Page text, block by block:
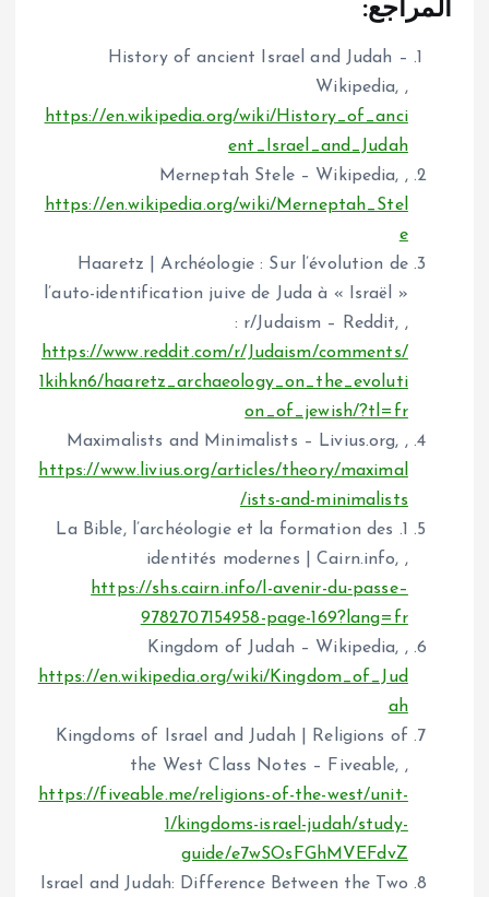
المراجع:
History of ancient Israel and Judah –
Wikipedia, ,
https://en.wikipedia.org/wiki/History_of_anci
ent_Israel_and_Judah
Merneptah Stele – Wikipedia, ,
https://en.wikipedia.org/wiki/Merneptah_Stel
e
Haaretz | Archéologie : Sur l’évolution de
l’auto-identification juive de Juda à « Israël »
: r/Judaism – Reddit, ,
https://www.reddit.com/r/Judaism/comments/
1kihkn6/haaretz_archaeology_on_the_evoluti
on_of_jewish/?tl=fr
Maximalists and Minimalists – Livius.org, ,
https://www.livius.org/articles/theory/maximal
ists-and-minimalists/
1. La Bible, l’archéologie et la formation des
identités modernes | Cairn.info, ,
https://shs.cairn.info/l-avenir-du-passe–
9782707154958-page-169?lang=fr
Kingdom of Judah – Wikipedia, ,
https://en.wikipedia.org/wiki/Kingdom_of_Jud
ah
Kingdoms of Israel and Judah | Religions of
the West Class Notes – Fiveable, ,
https://fiveable.me/religions-of-the-west/unit-
1/kingdoms-israel-judah/study-
guide/e7wSOsFGhMVEFdvZ
Israel and Judah: Difference Between the Two